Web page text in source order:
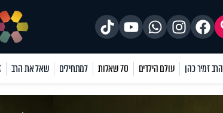
הרב זמיר כהן עולם הילדים 70 שאלות למתחילים שאל את הרב